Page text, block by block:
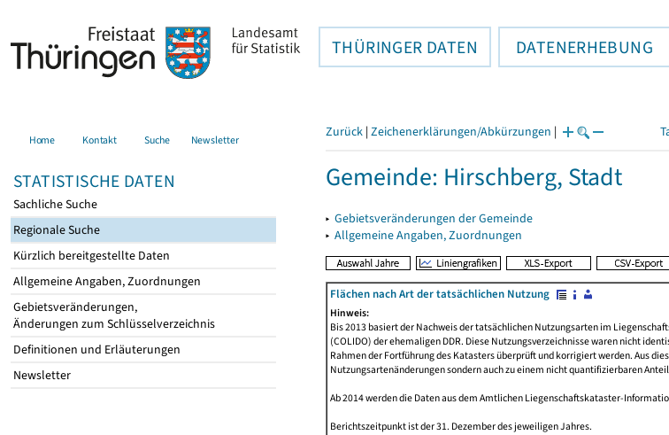
THÜRINGER DATEN DATENERHEBUNG
Home Kontakt Suche Newsletter
STATISTISCHE DATEN
Sachliche Suche
Regionale Suche
Kürzlich bereitgestellte Daten
Allgemeine Angaben, Zuordnungen
Gebietsveränderungen,
Änderungen zum Schlüsselverzeichnis
Definitionen und Erläuterungen
Newsletter
Zurück | Zeichenerklärungen/Abkürzungen |
Gemeinde: Hirschberg, Stadt
▸ Gebietsveränderungen der Gemeinde
▸ Allgemeine Angaben, Zuordnungen
Flächen nach Art der tatsächlichen Nutzung
Hinweis:
Bis 2013 basiert der Nachweis der tatsächlichen Nutzungsarten im
(COLIDO) der ehemaligen DDR. Diese Nutzungsverzeichnisse waren nicht
Rahmen der Fortführung des Katasters überprüft und korrigiert werden. Aus
Nutzungsartenänderungen sondern auch zu einem nicht quantifizierbaren
Ab 2014 werden die Daten aus dem Amtlichen Liegenschaftskataster-
Berichtszeitpunkt ist der 31. Dezember des jeweiligen Jahres.